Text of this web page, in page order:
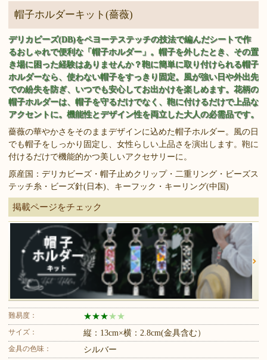
帽子ホルダーキット(薔薇)
デリカビーズ(DB)をペヨーテステッチの技法で編んだシートで作
るおしゃれで便利な「帽子ホルダー」。帽子を外したとき、その置
き場に困った経験はありませんか？鞄に簡単に取り付けられる帽子
ホルダーなら、使わない帽子をすっきり固定。風が強い日や外出先
での紛失を防ぎ、いつでも安心してお出かけを楽しめます。花柄の
帽子ホルダーは、帽子を守るだけでなく、鞄に付けるだけで上品な
アクセントに。機能性とデザイン性を両立した大人の必需品です。
薔薇の華やかさをそのままデザインに込めた帽子ホルダー。風の日
でも帽子をしっかり固定し、女性らしい上品さを演出します。鞄に
付けるだけで機能的かつ美しいアクセサリーに。
原産国：デリカビーズ・帽子止めクリップ・二重リング・ビーズス
テッチ糸・ビーズ針(日本)、キーフック・キーリング(中国)
掲載ページをチェック
難易度： ★★★ ★ ★
サイズ： 縦：13cm×横：2.8cm(金具含む）
金具の色味： シルバー